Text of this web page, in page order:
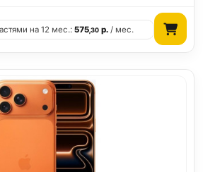
на 12 мес.:575,30 р. / мес.